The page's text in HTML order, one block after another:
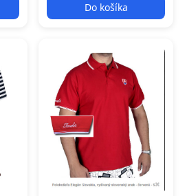
Do košíka